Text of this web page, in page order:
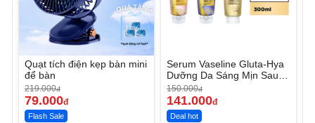
Quạt tích điện kẹp bàn mini
để bàn
219.000đ
79.000đ
Flash Sale
Serum Vaseline Gluta-Hya
Dưỡng Da Sáng Mịn Sau 7
Ngày
150.000đ
141.000đ
Deal hot